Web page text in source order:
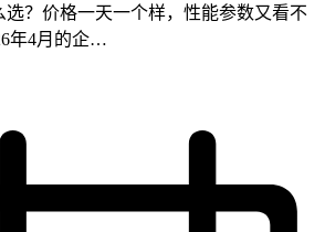
选？价格一天一个样，性能参数又看不
年4月的企…